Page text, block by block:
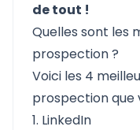
de tout !
Quelles sont les
prospection ?
Voici les 4
prospection que
1. LinkedIn